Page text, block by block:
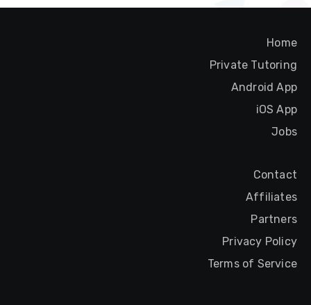
Home
Private Tutoring
Android App
iOS App
Jobs
Contact
Affiliates
Partners
Privacy Policy
Terms of Service